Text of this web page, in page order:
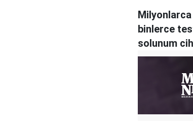
binlerce
solunum
'Mossad'